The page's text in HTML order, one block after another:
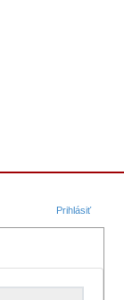
Prihlásiť